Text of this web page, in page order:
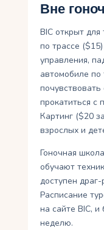
Вне
BIC открыт для
по трассе
управления,
автомобиле по
прокатиться с
Картинг ($20
взрослых и
Гоночная
обучают
доступен
Расписание
на сайте BIC,
неделю.